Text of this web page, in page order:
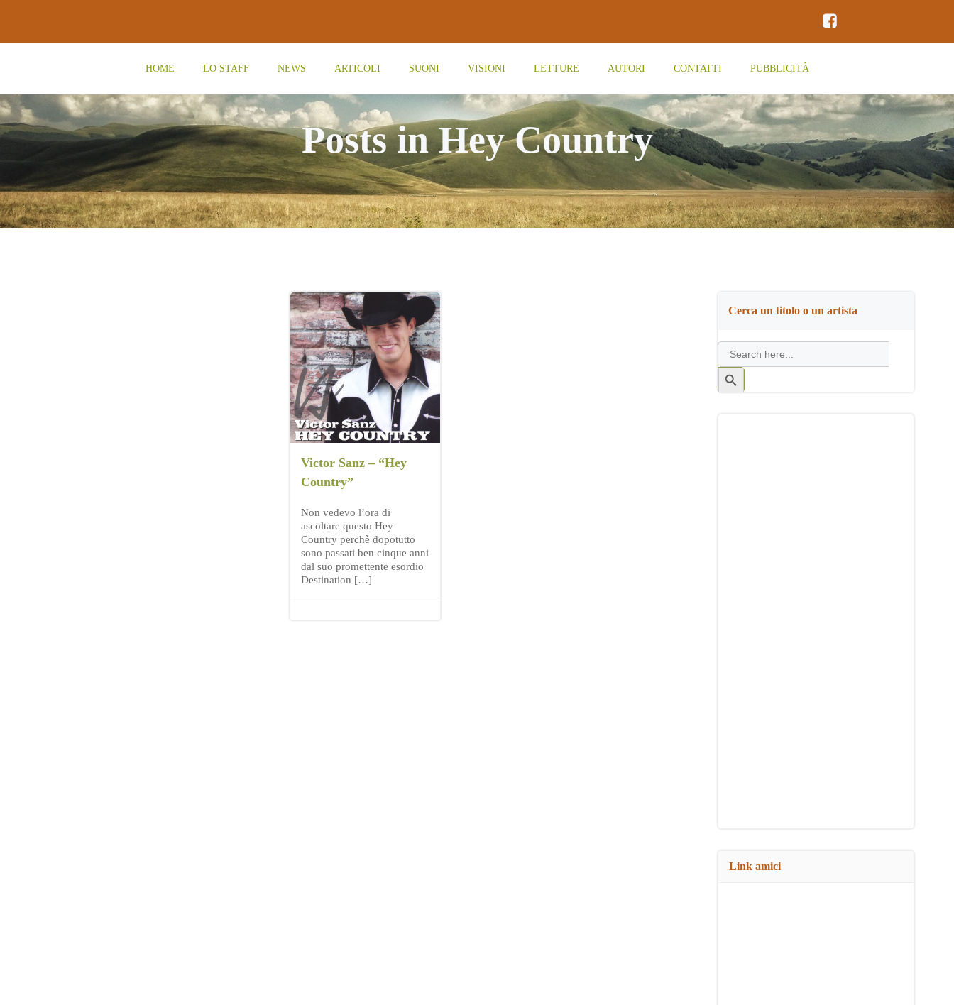
contenuto
HOME LO STAFF NEWS ARTICOLI SUONI VISIONI LETTURE AUTORI CONTATTI PUBBLICITÀ
Posts in Hey Country
Victor Sanz – “Hey
Country”
Non vedevo l’ora di
ascoltare questo Hey
Country perchè dopotutto
sono passati ben cinque anni
dal suo promettente esordio
Destination […]
Cerca un titolo o un artista
Search
for:
Search
Button
Link amici